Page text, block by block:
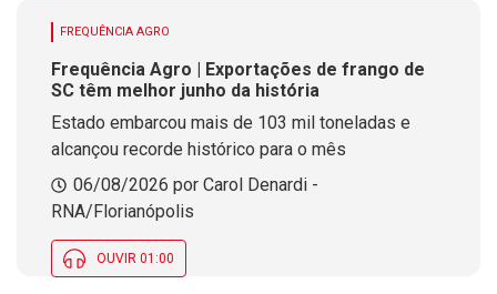
FREQUÊNCIA AGRO
Frequência Agro | Exportações de frango de
SC têm melhor junho da história
Estado embarcou mais de 103 mil toneladas e
alcançou recorde histórico para o mês
06/08/2026 por Carol Denardi -
RNA/Florianópolis
OUVIR 01:00